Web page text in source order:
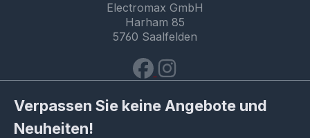
Electromax GmbH
Harham 85
5760 Saalfelden
Verpassen Sie keine Angebote und
Neuheiten!